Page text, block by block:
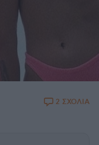
2 ΣΧΟΛΙΑ